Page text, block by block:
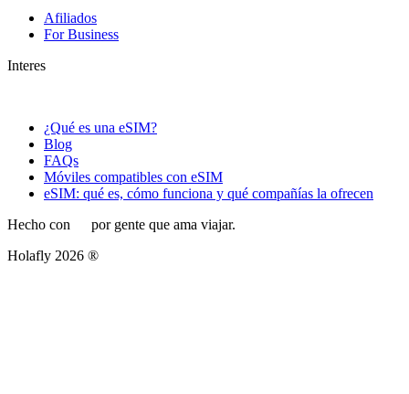
Afiliados
For Business
Interes
¿Qué es una eSIM?
Blog
FAQs
Móviles compatibles con eSIM
eSIM: qué es, cómo funciona y qué compañías la ofrecen
Hecho con
por gente que ama viajar.
Holafly 2026 ®